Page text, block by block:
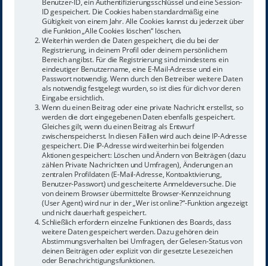
ID gespeichert. Die Cookies haben standardmäßig eine
Gültigkeit von einem Jahr. Alle Cookies kannst du jederzeit über
die Funktion „Alle Cookies löschen“ löschen.
Weiterhin werden die Daten gespeichert, die du bei der
Registrierung, in deinem Profil oder deinem persönlichem
Bereich angibst. Für die Registrierung sind mindestens ein
eindeutiger Benutzername, eine E-Mail-Adresse und ein
Passwort notwendig. Wenn durch den Betreiber weitere Daten
als notwendig festgelegt wurden, so ist dies für dich vor deren
Eingabe ersichtlich.
Wenn du einen Beitrag oder eine private Nachricht erstellst, so
werden die dort eingegebenen Daten ebenfalls gespeichert.
Gleiches gilt, wenn du einen Beitrag als Entwurf
zwischenspeicherst. In diesen Fällen wird auch deine IP-Adresse
gespeichert. Die IP-Adresse wird weiterhin bei folgenden
Aktionen gespeichert: Löschen und Ändern von Beiträgen (dazu
zählen Private Nachrichten und Umfragen), Änderungen an
zentralen Profildaten (E-Mail-Adresse, Kontoaktivierung,
Benutzer-Passwort) und gescheiterte Anmeldeversuche. Die
von deinem Browser übermittelte Browser-Kennzeichnung
(User Agent) wird nur in der „Wer ist online?“-Funktion angezeigt
und nicht dauerhaft gespeichert.
Schließlich erfordern einzelne Funktionen des Boards, dass
weitere Daten gespeichert werden. Dazu gehören dein
Abstimmungsverhalten bei Umfragen, der Gelesen-Status von
deinen Beiträgen oder explizit von dir gesetzte Lesezeichen
oder Benachrichtigungsfunktionen.